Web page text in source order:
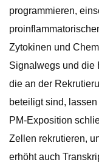
programmieren,
Zytokinen und
Signalwegs und die
die an der
beteiligt sind,
PM-Exposition
Zellen rekrutieren,
erhöht auch